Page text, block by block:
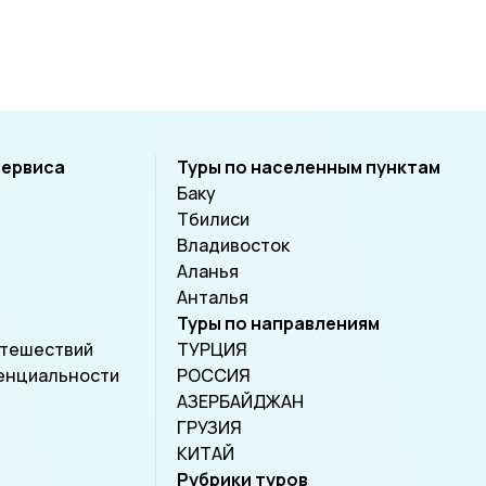
Туры по населенным пунктам
Баку
Тбилиси
Владивосток
Аланья
Анталья
Туры по направлениям
ТУРЦИЯ
РОССИЯ
АЗЕРБАЙДЖАН
ГРУЗИЯ
КИТАЙ
Рубрики туров